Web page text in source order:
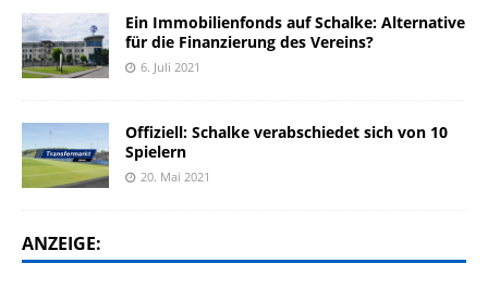
Ein Immobilienfonds auf Schalke: Alternative
für die Finanzierung des Vereins?
6. Juli 2021
Offiziell: Schalke verabschiedet sich von 10
Spielern
20. Mai 2021
ANZEIGE: